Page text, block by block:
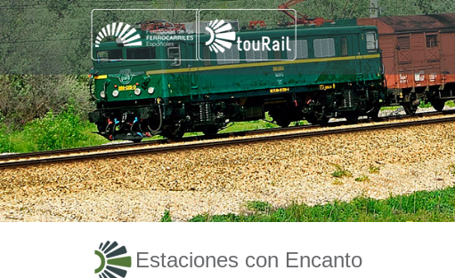
Estaciones con Encanto